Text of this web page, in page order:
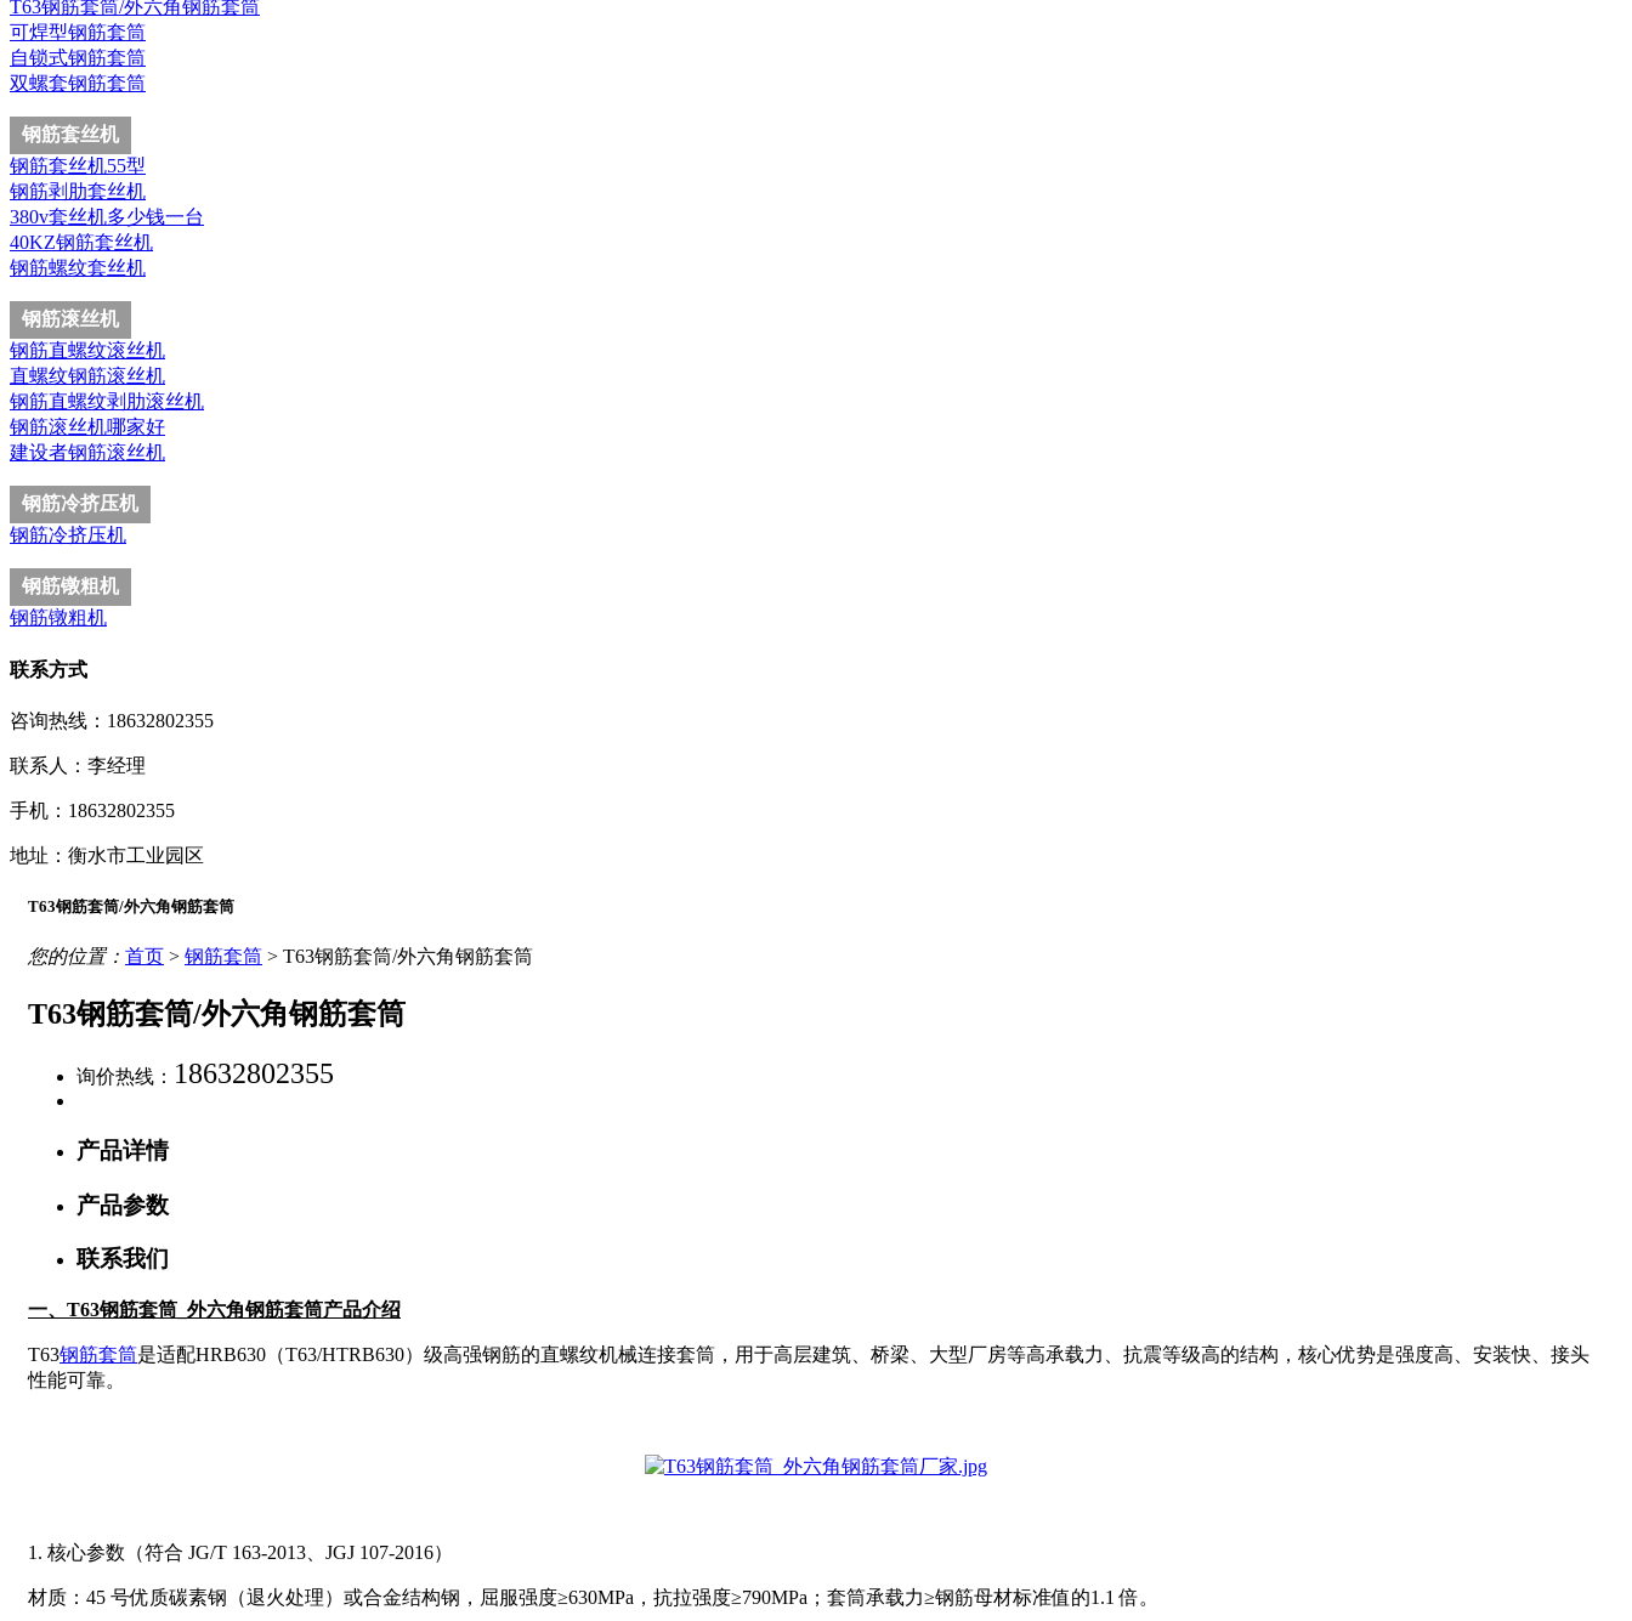
T63钢筋套筒/外六角钢筋套筒
可焊型钢筋套筒
自锁式钢筋套筒
双螺套钢筋套筒
钢筋套丝机
钢筋套丝机55型
钢筋剥肋套丝机
380v套丝机多少钱一台
40KZ钢筋套丝机
钢筋螺纹套丝机
钢筋滚丝机
钢筋直螺纹滚丝机
直螺纹钢筋滚丝机
钢筋直螺纹剥肋滚丝机
钢筋滚丝机哪家好
建设者钢筋滚丝机
钢筋冷挤压机
钢筋冷挤压机
钢筋镦粗机
钢筋镦粗机
联系方式
咨询热线：18632802355
联系人：李经理
手机：18632802355
地址：衡水市工业园区
T63钢筋套筒/外六角钢筋套筒
您的位置： 首页 > 钢筋套筒 > T63钢筋套筒/外六角钢筋套筒
T63钢筋套筒/外六角钢筋套筒
询价热线： 18632802355
产品详情
产品参数
联系我们
一、T63钢筋套筒_外六角钢筋套筒产品介绍
T63钢筋套筒是适配HRB630（T63/HTRB630）级高强钢筋的直螺纹机械连接套筒，用于高层建筑、桥梁、大型厂房等高承载力、抗震等级高的结构，核心优势是强度高、安装快、接头
性能可靠。
1. 核心参数（符合 JG/T 163‑2013、JGJ 107‑2016）
材质：45 号优质碳素钢（退火处理）或合金结构钢，屈服强度≥630MPa，抗拉强度≥790MPa；套筒承载力≥钢筋母材标准值的1.1 倍。